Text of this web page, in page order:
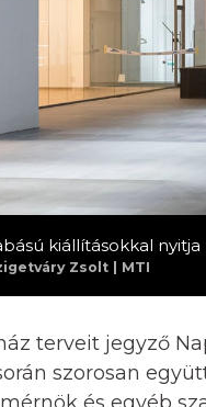
kiállításokkal
Zsolt | MTI
terveit jegyző
szorosan